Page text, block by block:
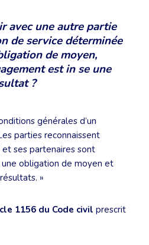
avec une autre partie
de service déterminée
de moyen,
estin seune
?
générales d’un
parties reconnaissent
ses partenaires sont
obligation de moyen et
»
1156 du Code civil prescrit